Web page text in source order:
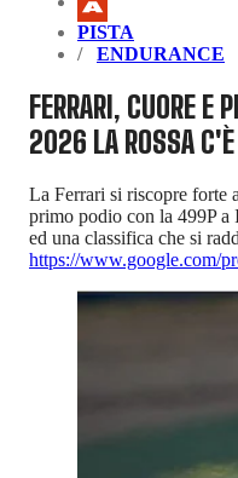
PISTA
ENDURANCE
FERRARI, CUORE E
2026 LA ROSSA C'È
La Ferrari si riscopre forte
primo podio con la 499P a
ed una classifica che si
https://www.google.com/